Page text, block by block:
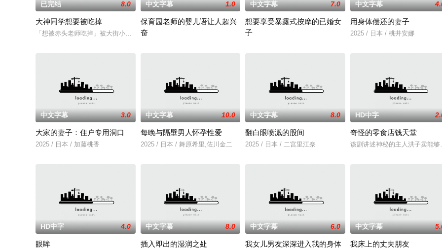
已完结 8.0
大神同学想要被吃掉
「想被赤头老师吃掉」被大街小巷中传闻的「抢夺短裙大叔」抢走短裙的大神雏子。拯救她的是，偶然路过的赤头老师
中文字幕 1.0
保育园老师的婴儿语让人超兴
奋
中文字幕 7.0
想要享受暴露式按摩的已婚女
子
中文字幕
用身体偿还的妻子
2025 / 日本 / 桃井安娜
中文字幕 3.0
大家的妻子：住户专用洞口
2025 / 日本 / 加藤桃香
中文字幕 10.0
每晚与隔壁男人怀孕性爱
2025 / 日本 / 舞原希里,佐川金二
中文字幕 8.0
翻白眼喷溅的股间
2025 / 日本 / 二宫里江奈
HD中字
奇怪的零食店钱天堂
该剧讲述神秘的主人洪子卖能够
HD中字 4.0
眼眸
中文字幕 8.0
插入即出的湿润之处
中文字幕 6.0
我女儿男友深深进入我的身体
中文字幕
我床上的丈夫朋友